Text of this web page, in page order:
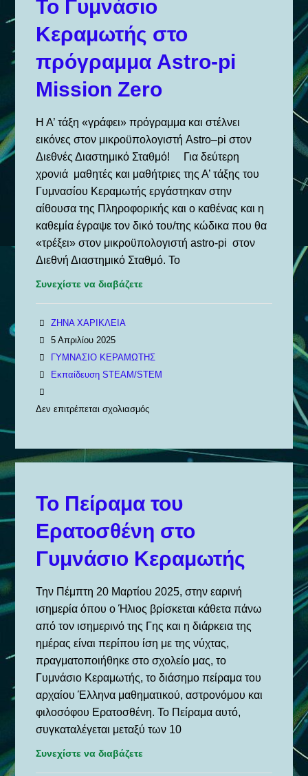
GEL
LIMENA
Το Γυμνάσιο
Κεραμωτής στο
πρόγραμμα Astro-pi
Mission Zero
Η Α’ τάξη «γράφει» πρόγραμμα και στέλνει
εικόνες στον μικροϋπολογιστή Astro–pi στον
Διεθνές Διαστημικό Σταθμό! Για δεύτερη
χρονιά μαθητές και μαθήτριες της Α’ τάξης του
Γυμνασίου Κεραμωτής εργάστηκαν στην
αίθουσα της Πληροφορικής και ο καθένας και η
καθεμία έγραψε τον δικό του/της κώδικα που θα
«τρέξει» στον μικροϋπολογιστή astro-pi στον
Διεθνή Διαστημικό Σταθμό. Το
Συνεχίστε να διαβάζετε
ΖΗΝΑ ΧΑΡΙΚΛΕΙΑ
5 Απριλίου 2025
ΓΥΜΝΑΣΙΟ ΚΕΡΑΜΩΤΗΣ
Εκπαίδευση STEAM/STEM
Δεν επιτρέπεται σχολιασμός
Γυμνάσιο
στο
πρόγραμμα
Astro-
Mission
Το Πείραμα του
Ερατοσθένη στο
Γυμνάσιο Κεραμωτής
Την Πέμπτη 20 Μαρτίου 2025, στην εαρινή
ισημερία όπου ο Ήλιος βρίσκεται κάθετα πάνω
από τον ισημερινό της Γης και η διάρκεια της
ημέρας είναι περίπου ίση με της νύχτας,
πραγματοποιήθηκε στο σχολείο μας, το
Γυμνάσιο Κεραμωτής, το διάσημο πείραμα του
αρχαίου Έλληνα μαθηματικού, αστρονόμου και
φιλοσόφου Ερατοσθένη. Το Πείραμα αυτό,
συγκαταλέγεται μεταξύ των 10
Συνεχίστε να διαβάζετε